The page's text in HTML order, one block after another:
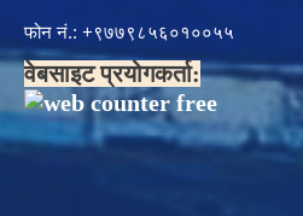
फोन नं.: ‍‌+९७७९८५६०१००५५
वेबसाइट प्रयोगकर्ता: